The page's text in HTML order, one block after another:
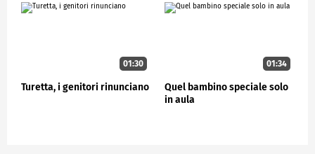
01:30
Turetta, i genitori rinunciano
01:34
Quel bambino speciale solo
in aula